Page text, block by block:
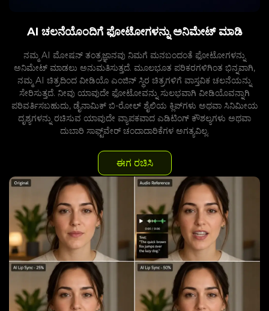
AI ಚಲನೆಯೊಂದಿಗೆ ಫೋಟೋಗಳನ್ನು ಅನಿಮೇಟ್ ಮಾಡಿ
ನಮ್ಮ AI ಮೋಷನ್ ತಂತ್ರಜ್ಞಾನವು ನಿಮಗೆ ಮನಬಂದಂತೆ ಫೋಟೋಗಳನ್ನು
ಅನಿಮೇಟ್ ಮಾಡಲು ಅನುಮತಿಸುತ್ತದೆ. ಮೂಲಭೂತ ಪರಿಕರಗಳಿಗಿಂತ ಭಿನ್ನವಾಗಿ,
ನಮ್ಮ AI ಚಿತ್ರದಿಂದ ವೀಡಿಯೊ ಎಂಜಿನ್ ಸ್ಥಿರ ಚಿತ್ರಗಳಿಗೆ ವಾಸ್ತವಿಕ ಚಲನೆಯನ್ನು
ಸೇರಿಸುತ್ತದೆ. ನೀವು ಯಾವುದೇ ಫೋಟೋವನ್ನು ಸುಲಭವಾಗಿ ವೀಡಿಯೊವನ್ನಾಗಿ
ಪರಿವರ್ತಿಸಬಹುದು, ಡೈನಾಮಿಕ್ ಬಿ-ರೋಲ್ ಶೈಲಿಯ ಕ್ಲಿಪ್‌ಗಳು ಅಥವಾ ಸಿನಿಮೀಯ
ದೃಶ್ಯಗಳನ್ನು ರಚಿಸುವ ಯಾವುದೇ ವ್ಯಾಪಕವಾದ ಎಡಿಟಿಂಗ್ ಕೌಶಲ್ಯಗಳು ಅಥವಾ
ದುಬಾರಿ ಸಾಫ್ಟ್‌ವೇರ್ ಚಂದಾದಾರಿಕೆಗಳ ಅಗತ್ಯವಿಲ್ಲ.
ಈಗ ರಚಿಸಿ